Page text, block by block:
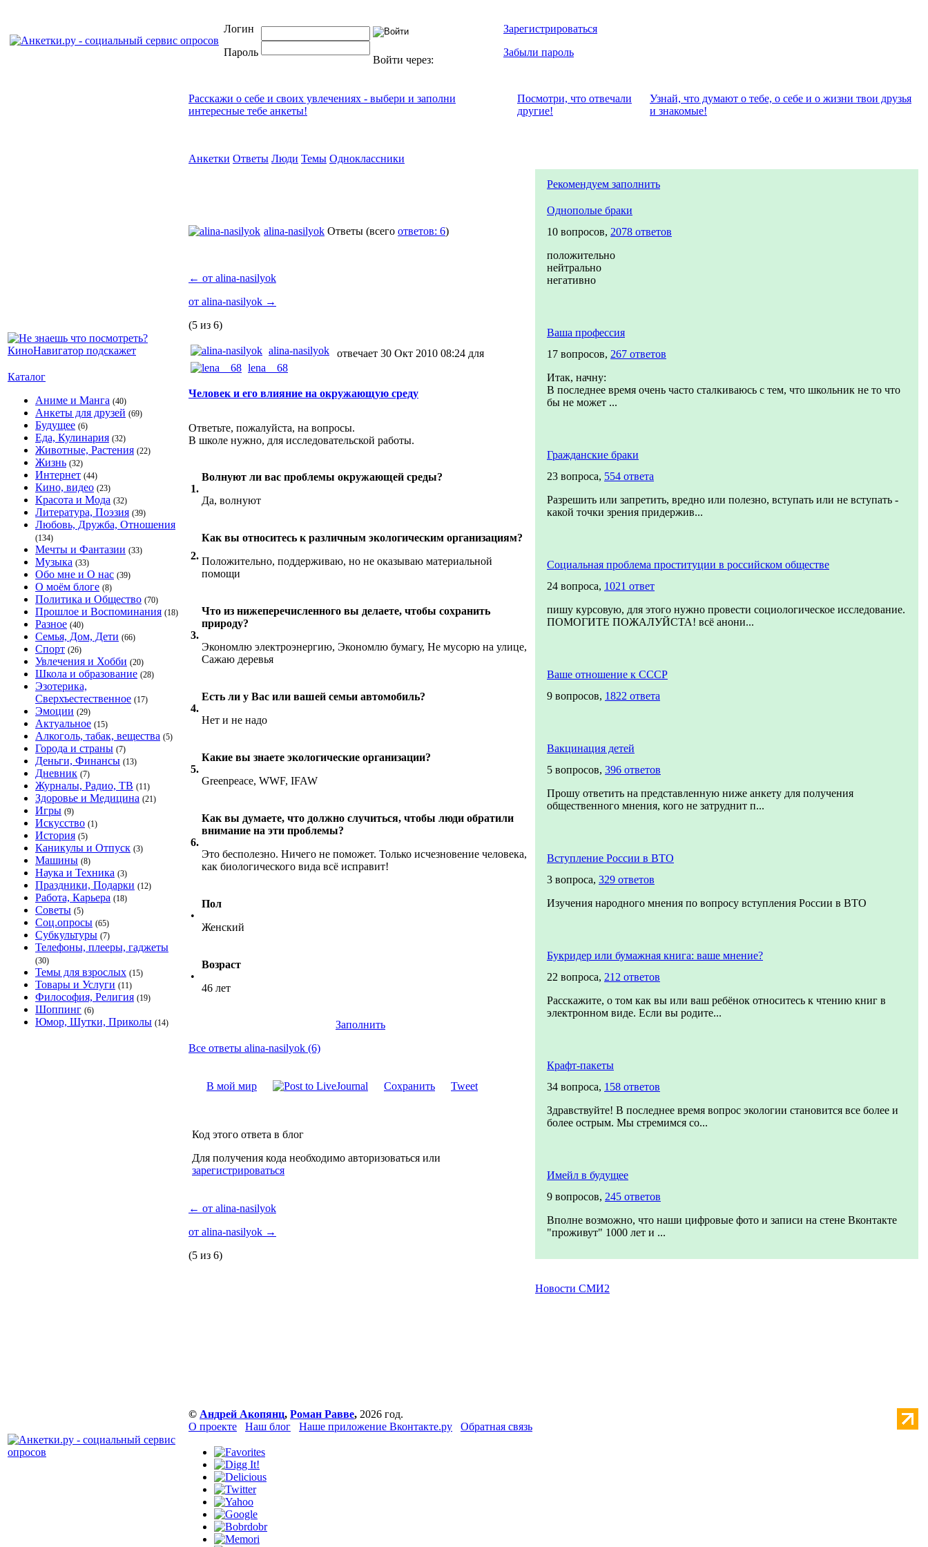
Логин
Пароль
Войти через:
Зарегистрироваться
Забыли пароль
Каталог
Аниме и Манга (40)
Анкеты для друзей (69)
Будущее (6)
Еда, Кулинария (32)
Животные, Растения (22)
Жизнь (32)
Интернет (44)
Кино, видео (23)
Красота и Мода (32)
Литература, Поэзия (39)
Любовь, Дружба, Отношения
(134)
Мечты и Фантазии (33)
Музыка (33)
Обо мне и О нас (39)
О моём блоге (8)
Политика и Общество (70)
Прошлое и Воспоминания (18)
Разное (40)
Семья, Дом, Дети (66)
Спорт (26)
Увлечения и Хобби (20)
Школа и образование (28)
Эзотерика,
Сверхъестественное (17)
Эмоции (29)
Актуальное (15)
Алкоголь, табак, вещества (5)
Города и страны (7)
Деньги, Финансы (13)
Дневник (7)
Журналы, Радио, ТВ (11)
Здоровье и Медицина (21)
Игры (9)
Искусство (1)
История (5)
Каникулы и Отпуск (3)
Машины (8)
Наука и Техника (3)
Праздники, Подарки (12)
Работа, Карьера (18)
Советы (5)
Соц.опросы (65)
Субкультуры (7)
Телефоны, плееры, гаджеты
(30)
Темы для взрослых (15)
Товары и Услуги (11)
Философия, Религия (19)
Шоппинг (6)
Юмор, Шутки, Приколы (14)
Расскажи о себе и своих увлечениях - выбери и заполни
интересные тебе анкеты!
Посмотри, что отвeчали
другие!
Узнай, что думают о тебе, о себе и о жизни твои друзья
и знакомые!
Анкетки Ответы Люди Темы Одноклассники
alina-nasilyok Ответы (всего ответов: 6)
← от alina-nasilyok
от alina-nasilyok →
(5 из 6)
alina-nasilyok
отвечает 30 Окт 2010 08:24 для
lena__68
Человек и его влияние на окружающую среду
Ответьте, пожалуйста, на вопросы.
В школе нужно, для исследовательской работы.
1.
Волнуют ли вас проблемы окружающей среды?
Да, волнуют
2.
Как вы относитесь к различным экологическим организациям?
Положительно, поддерживаю, но не оказываю материальной
помощи
3.
Что из нижеперечисленного вы делаете, чтобы сохранить
природу?
Экономлю электроэнергию, Экономлю бумагу, Не мусорю на улице,
Сажаю деревья
4.
Есть ли у Вас или вашей семьи автомобиль?
Нет и не надо
5.
Какие вы знаете экологические организации?
Greenpeace, WWF, IFAW
6.
Как вы думаете, что должно случиться, чтобы люди обратили
внимание на эти проблемы?
Это бесполезно. Ничего не поможет. Только исчезновение человека,
как биологического вида всё исправит!
•
Пол
Женский
•
Возраст
46 лет
Заполнить
Все ответы alina-nasilyok (6)
В мой мир Сохранить Tweet
Код этого ответа в блог
Для получения кода необходимо авторизоваться или
зарегистрироваться
← от alina-nasilyok
от alina-nasilyok →
(5 из 6)
Рекомендуем заполнить
Однополые браки
10 вопросов, 2078 ответов
положительно
нейтрально
негативно
Ваша профессия
17 вопросов, 267 ответов
Итак, начну:
В последнее время очень часто сталкиваюсь с тем, что школьник не то что
бы не может ...
Гражданские браки
23 вопроса, 554 ответа
Разрешить или запретить, вредно или полезно, вступать или не вступать -
какой точки зрения придержив...
Социальная проблема проституции в российском обществе
24 вопроса, 1021 ответ
пишу курсовую, для этого нужно провести социологическое исследование.
ПОМОГИТЕ ПОЖАЛУЙСТА! всё анони...
Ваше отношение к СССР
9 вопросов, 1822 ответа
Вакцинация детей
5 вопросов, 396 ответов
Прошу ответить на представленную ниже анкету для получения
общественного мнения, кого не затруднит п...
Вступление России в ВТО
3 вопроса, 329 ответов
Изучения народного мнения по вопросу вступления России в ВТО
Букридер или бумажная книга: ваше мнение?
22 вопроса, 212 ответов
Расскажите, о том как вы или ваш ребёнок относитесь к чтению книг в
электронном виде. Если вы родите...
Крафт-пакеты
34 вопроса, 158 ответов
Здравствуйте! В последнее время вопрос экологии становится все более и
более острым. Мы стремимся со...
Имейл в будущее
9 вопросов, 245 ответов
Вполне возможно, что наши цифровые фото и записи на стене Вконтакте
"проживут" 1000 лет и ...
Новости СМИ2
© Андрей Акопянц, Роман Равве, 2026 год.
О проекте
Наш блог Наше приложение Вконтакте.ру Обратная связь